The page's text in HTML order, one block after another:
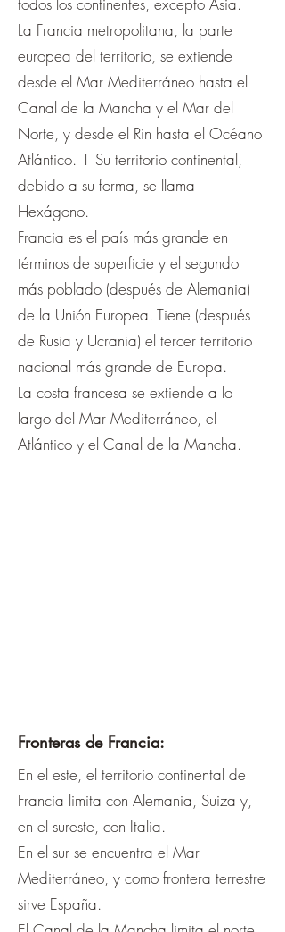
La Francia metropolitana, la parte
europea del territorio, se extiende
desde el Mar Mediterráneo hasta el
Canal de la Mancha y el Mar del
Norte, y desde el Rin hasta el Océano
Atlántico. 1 Su territorio continental,
debido a su forma, se llama
Hexágono.
Francia es el país más grande en
términos de superficie y el segundo
más poblado (después de Alemania)
de la Unión Europea. Tiene (después
de Rusia y Ucrania) el tercer territorio
nacional más grande de Europa.
La costa francesa se extiende a lo
largo del Mar Mediterráneo, el
Atlántico y el Canal de la Mancha.
Fronteras de Francia:
En el este, el territorio continental de
Francia limita con Alemania, Suiza y,
en el sureste, con Italia.
En el sur se encuentra el Mar
Mediterráneo, y como frontera terrestre
sirve España.